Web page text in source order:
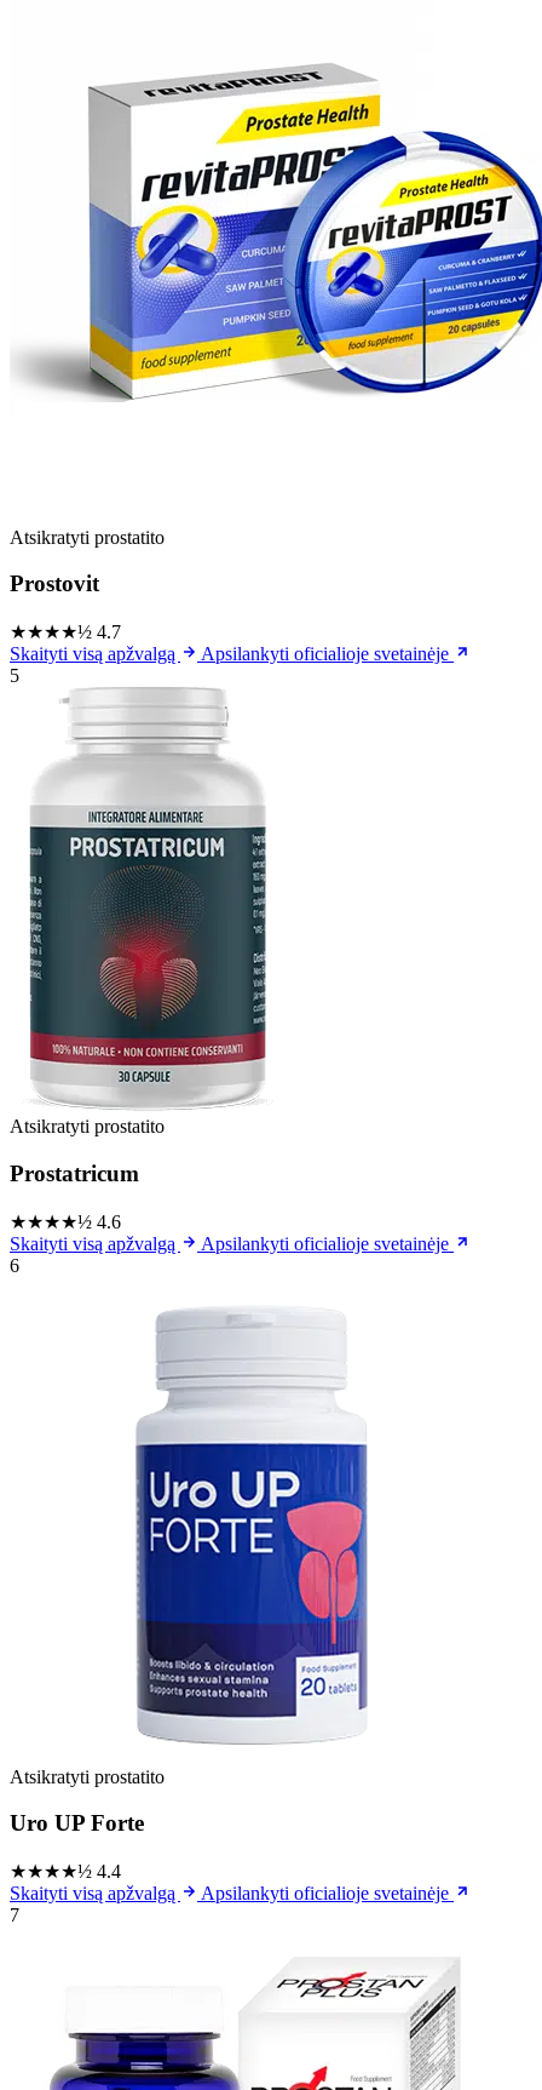
Atsikratyti prostatito
Prostovit
★★★★½ 4.7
Skaityti visą apžvalgą
Apsilankyti oficialioje svetainėje
5
Atsikratyti prostatito
Prostatricum
★★★★½ 4.6
Skaityti visą apžvalgą
Apsilankyti oficialioje svetainėje
6
Atsikratyti prostatito
Uro UP Forte
★★★★½ 4.4
Skaityti visą apžvalgą
Apsilankyti oficialioje svetainėje
7